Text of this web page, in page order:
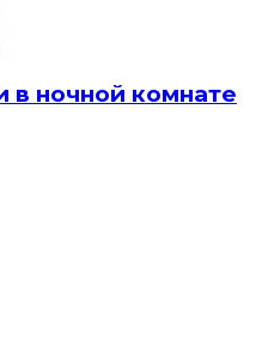
в ночной комнате